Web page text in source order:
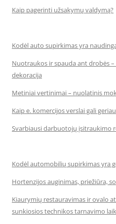
Kaip pagerinti užsakymų valdymą?
Kodėl auto supirkimas yra
Nuotraukos ir spauda ant drobės
dekoracija
Metiniai vertinimai – nuolatinis
Kaip e. komercijos verslai gali
Svarbiausi darbuotojų įsitraukimo
Kodėl automobilių supirkimas yra
Hortenzijos auginimas, priežiūra,
Kiaurymių restauravimas ir ovalo
sunkiosios technikos tarnavimo